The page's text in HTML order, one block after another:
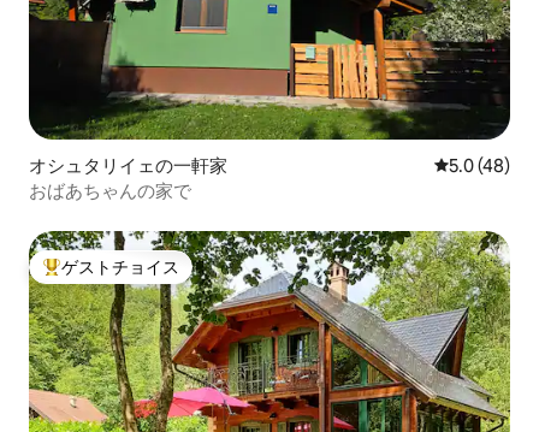
オシュタリイェの一軒家 レビュー48
5.0 (48)
おばあちゃんの家で
大好評のゲストチョイスです。
ゲストチョイス